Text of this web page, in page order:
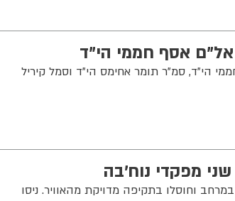
אסף חממי הי"ד
הי"ד, סמ"ר תומר אחימס הי"ד וסמל קיריל
מפקדי נוח'בה
וחוסלו בתקיפה מדויקת מהאוויר. ניסו